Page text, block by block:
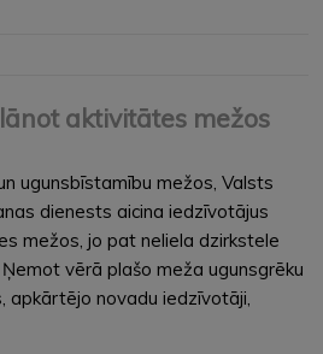
aktivitātes mežos
ugunsbīstamību mežos, Valsts
dienests aicina iedzīvotājus
mežos, jo pat neliela dzirkstele
vērā plašo meža ugunsgrēku
apkārtējo novadu iedzīvotāji,